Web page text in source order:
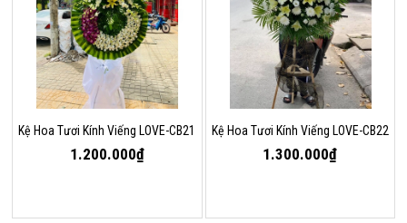
Kệ Hoa Tươi Kính Viếng LOVE-CB21
1.200.000₫
Kệ Hoa Tươi Kính Viếng LOVE-CB22
1.300.000₫